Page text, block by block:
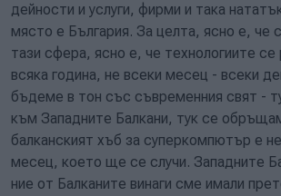
дейности и услуги, фирми и така
място е България. За целта, ясно е, че
тази сфера, ясно е, че технологиите се
всяка година, не всеки месец - всеки
бъдеме в тон със съвременния свят -
към Западните Балкани, тук се
балканският хъб за суперкомпютър е
месец, което ще се случи. Западните
ние от Балканите винаги сме имали